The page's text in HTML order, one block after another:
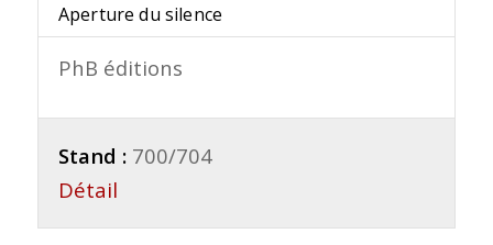
Aperture du silence
PhB éditions
Stand : 700/704
Détail